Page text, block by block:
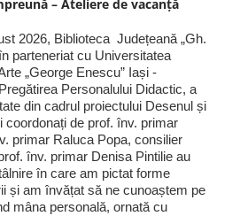
– Ateliere de vacanță
2026, Biblioteca Județeană „Gh.
parteneriat cu Universitatea
„George Enescu” Iași -
Personalului Didactic, a
din cadrul proiectului Desenul și
coordonați de prof. înv. primar
primar Raluca Popa, consilier
înv. primar Denisa Pintilie au
în care am pictat forme
și am învățat să ne cunoaștem pe
mâna personală, ornată cu